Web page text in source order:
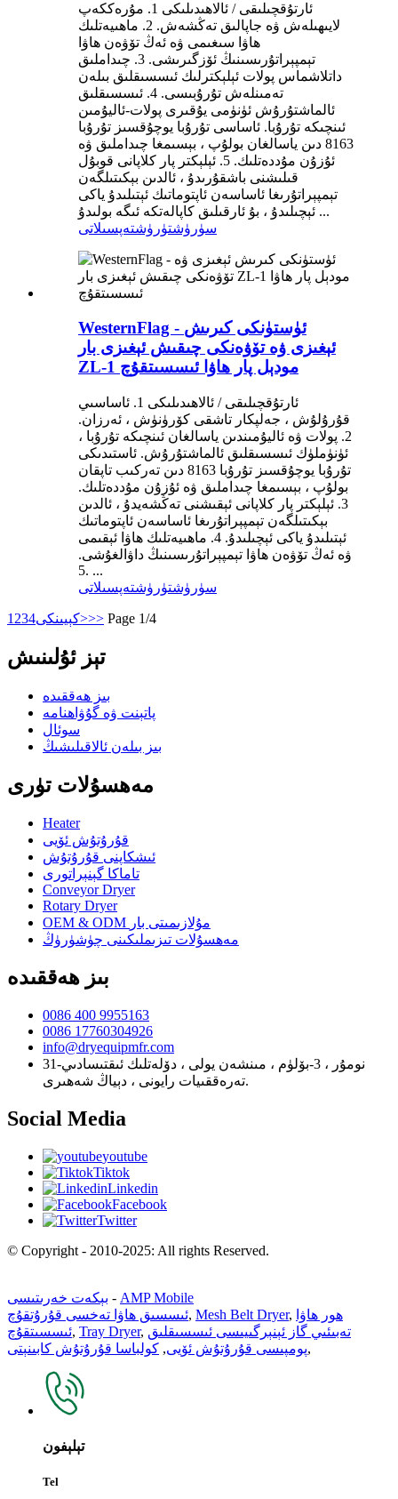
ئارتۇقچىلىقى / ئالاھىدىلىكى 1. مۇرەككەپ
لايىھىلەش ۋە جاپالىق تەڭشەش. 2. ماھىيەتلىك
ھاۋا سىغىمى ۋە ئەڭ تۆۋەن ھاۋا
تېمپېراتۇرىسىنىڭ ئۆزگىرىشى. 3. چىداملىق
داتلاشماس پولات ئېلېكترلىك ئىسسىقلىق بىلەن
تەمىنلەش تۇرۇبىسى. 4. ئىسسىقلىق
ئالماشتۇرۇش ئۈنۈمى يۇقىرى پولات-ئاليۇمىن
ئىنچىكە تۇرۇبا. ئاساسى تۇرۇبا يوچۇقسىز تۇرۇبا
8163 دىن ياسالغان بولۇپ ، بېسىمغا چىداملىق ۋە
ئۇزۇن مۇددەتلىك. 5. ئېلېكتر پار كلاپانى قوبۇل
قىلىشنى باشقۇرىدۇ ، ئالدىن بېكىتىلگەن
تېمپېراتۇرىغا ئاساسەن ئاپتوماتىك ئېتىلىدۇ ياكى
ئېچىلىدۇ ، بۇ ئارقىلىق كاپالەتكە ئىگە بولىدۇ ...
سۈرۈشتۈرۈشتەپسىلاتى
WesternFlag - ئۈستۈنكى كىرىش
ئېغىزى ۋە تۆۋەنكى چىقىش ئېغىزى بار
ZL-1 مودېل پار ھاۋا ئىسسىتقۇچ
ئارتۇقچىلىقى / ئالاھىدىلىكى 1. ئاساسىي
قۇرۇلۇش ، جەلپكار تاشقى كۆرۈنۈش ، ئەرزان.
2. پولات ۋە ئاليۇمىندىن ياسالغان ئىنچىكە تۇرۇبا ،
ئۈنۈملۈك ئىسسىقلىق ئالماشتۇرۇش. ئاستىدىكى
تۇرۇبا يوچۇقسىز تۇرۇبا 8163 دىن تەركىب تاپقان
بولۇپ ، بېسىمغا چىداملىق ۋە ئۇزۇن مۇددەتلىك.
3. ئېلېكتر پار كلاپانى ئېقىشنى تەڭشەيدۇ ، ئالدىن
بېكىتىلگەن تېمپېراتۇرىغا ئاساسەن ئاپتوماتىك
ئېتىلىدۇ ياكى ئېچىلىدۇ. 4. ماھىيەتلىك ھاۋا ئېقىمى
ۋە ئەڭ تۆۋەن ھاۋا تېمپېراتۇرىسىنىڭ داۋالغۇشى.
5. ...
سۈرۈشتۈرۈشتەپسىلاتى
1 234 كېيىنكى>>> Page 1/4
تېز ئۇلىنىش
بىز ھەققىدە
پاتېنت ۋە گۇۋاھنامە
سوئال
بىز بىلەن ئالاقىلىشىڭ
مەھسۇلات تۈرى
Heater
قۇرۇتۇش ئۆيى
ئىشكاپنى قۇرۇتۇش
تاماكا گېنېراتورى
Conveyor Dryer
Rotary Dryer
OEM & ODM مۇلازىمىتى بار
مەھسۇلات تىزىملىكىنى چۈشۈرۈڭ
بىز ھەققىدە
0086 400 9955163
0086 17760304926
info@dryequipmfr.com
31-نومۇر ، 3-بۆلۈم ، مىنشەن يولى ، دۆلەتلىك ئىقتىسادىي
تەرەققىيات رايونى ، دېياڭ شەھىرى.
Social Media
youtube
Tiktok
Linkedin
Facebook
Twitter
© Copyright - 2010-2025: All rights Reserved.
بېكەت خەرىتىسى - AMP Mobile
ئىسسىق ھاۋا تەخسى قۇرۇتقۇچ, Mesh Belt Dryer, ھور ھاۋا
ئىسسىتقۇچ, Tray Dryer, تەبىئىي گاز ئېنېرگىيىسى ئىسسىقلىق
پومپىسى قۇرۇتۇش ئۆيى, كولباسا قۇرۇتۇش كابىنېتى ,
تېلېفون
Tel